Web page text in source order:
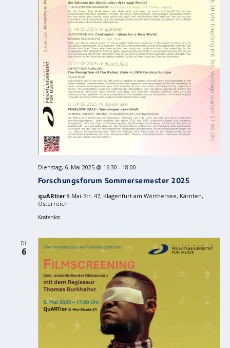
Forschungsforum Sommersemester 2025
Dienstag, 6. Mai 2025 @ 16:30 - 18:00
quARtier 8.Mai-Str. 47, Klagenfurt am Wörthersee, Kärnten,
Österreich
Kostenlos
DI.
6